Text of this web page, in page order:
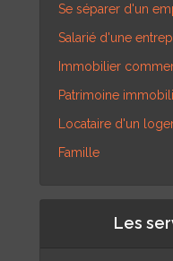
Se séparer d'un
Salarié d'une
Immobilier
Patrimoine
Locataire d'un
Famille
Les